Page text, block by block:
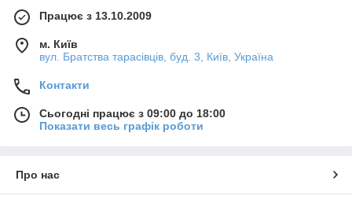
Працює з 13.10.2009
м. Київ
вул. Братства тарасівців, буд. 3, Київ, Україна
Контакти
Сьогодні працює з 09:00 до 18:00
Показати весь графік роботи
Про нас